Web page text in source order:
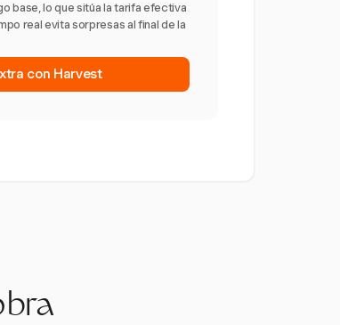
base, lo que sitúa la tarifa efectiva
real evita sorpresas al final de la
con Harvest